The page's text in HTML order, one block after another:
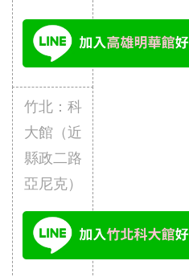
竹北：科
大館（近
縣政二路
亞尼克）